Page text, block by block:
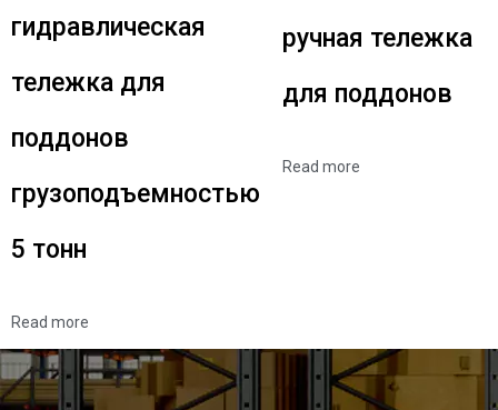
гидравлическая
тележка для
поддонов
грузоподъемностью
5 тонн
Read more
ручная тележка
для поддонов
Read more